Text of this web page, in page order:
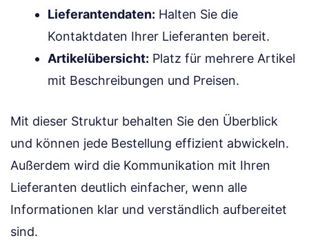
Lieferantendaten: Halten Sie die
Kontaktdaten Ihrer Lieferanten bereit.
Artikelübersicht: Platz für mehrere Artikel
mit Beschreibungen und Preisen.
Mit dieser Struktur behalten Sie den Überblick
und können jede Bestellung effizient abwickeln.
Außerdem wird die Kommunikation mit Ihren
Lieferanten deutlich einfacher, wenn alle
Informationen klar und verständlich aufbereitet
sind.